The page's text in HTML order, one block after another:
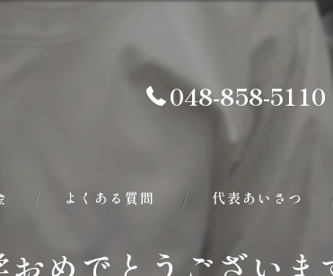
048-858-5110
よくある質問 代表あいさつ
おめでとうございま